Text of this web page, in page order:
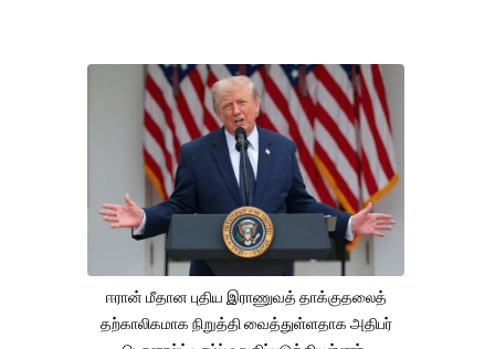
ஈரான் மீதான புதிய இராணுவத் தாக்குதலைத்
தற்காலிகமாக நிறுத்தி வைத்துள்ளதாக அதிபர்